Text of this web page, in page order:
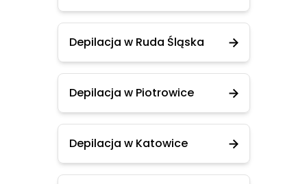
Depilacja w Ruda Śląska
Depilacja w Piotrowice
Depilacja w Katowice